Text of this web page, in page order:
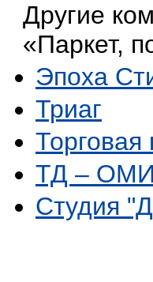
Другие
«Паркет,
Эпоха
Триаг
ТД –
Студия